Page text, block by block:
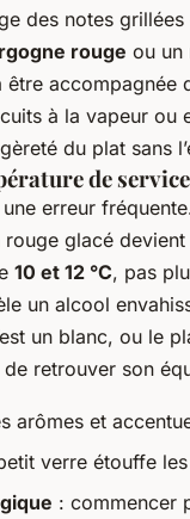
des notes
rouge ou un
accompagnée
à la vapeur
du plat sans
de service
erreur
glacé
10 et 12 °C, pas
un alcool
un blanc, ou le
retrouver son
arômes et
verre étouffe
: commencer